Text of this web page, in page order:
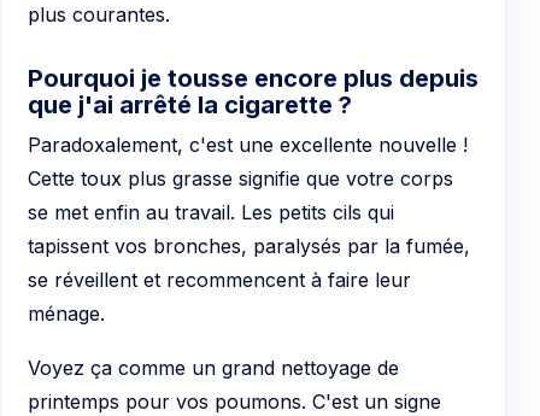
plus courantes.
Pourquoi je tousse encore plus depuis
que j'ai arrêté la cigarette ?
Paradoxalement, c'est une excellente nouvelle !
Cette toux plus grasse signifie que votre corps
se met enfin au travail. Les petits cils qui
tapissent vos bronches, paralysés par la fumée,
se réveillent et recommencent à faire leur
ménage.
Voyez ça comme un grand nettoyage de
printemps pour vos poumons. C'est un signe